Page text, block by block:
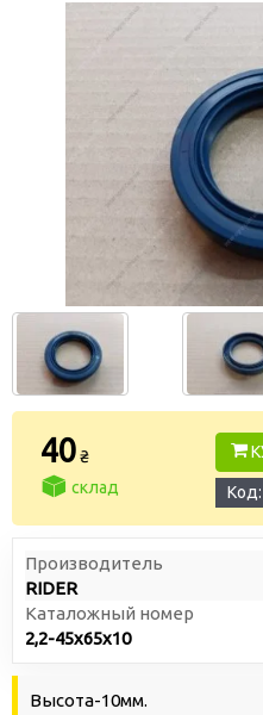
40₴
склад
Код:
Производитель
RIDER
Каталожный номер
2,2-45х65х10
Высота-10мм.